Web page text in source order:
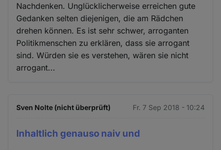
Nachdenken. Unglücklicherweise erreichen gute
Gedanken selten diejenigen, die am Rädchen
drehen können. Es ist sehr schwer, arroganten
Politikmenschen zu erklären, dass sie arrogant
sind. Würden sie es verstehen, wären sie nicht
arrogant...
Sven Nolte (nicht überprüft) Fr. 7 Sep 2018 - 10:24
Inhaltlich genauso naiv und